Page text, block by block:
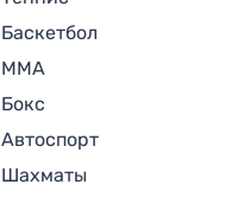
Баскетбол
MMA
Бокс
Автоспорт
Шахматы